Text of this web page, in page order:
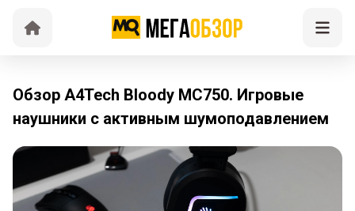
Обзор A4Tech Bloody MC750. Игровые
наушники с активным шумоподавлением